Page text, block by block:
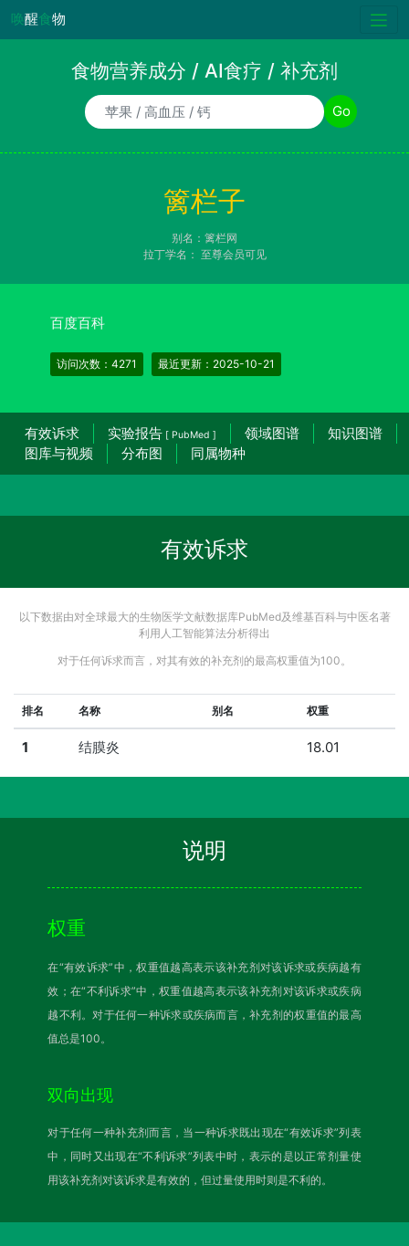
唤醒食物
食物营养成分 / AI食疗 / 补充剂
食物/AI食疗诉求/补充剂名称 Go
篱栏子
别名：篱栏网
拉丁学名： 至尊会员可见
百度百科
访问次数：4271 最近更新：2025-10-21
有效诉求 实验报告 [ PubMed ] 领域图谱
知识图谱
图库与视频
分布图 同属物种
有效诉求
以下数据由对全球最大的生物医学文献数据库PubMed及维基百科与中医名著
利用人工智能算法分析得出
对于任何诉求而言，对其有效的补充剂的最高权重值为100。
排名 名称 别名 权重
1 结膜炎 18.01
说明
权重
在“有效诉求”中，权重值越高表示该补充剂对该诉求或疾病越有
效；在“不利诉求”中，权重值越高表示该补充剂对该诉求或疾病
越不利。对于任何一种诉求或疾病而言，补充剂的权重值的最高
值总是100。
双向出现
对于任何一种补充剂而言，当一种诉求既出现在“有效诉求”列表
中，同时又出现在“不利诉求”列表中时，表示的是以正常剂量使
用该补充剂对该诉求是有效的，但过量使用时则是不利的。